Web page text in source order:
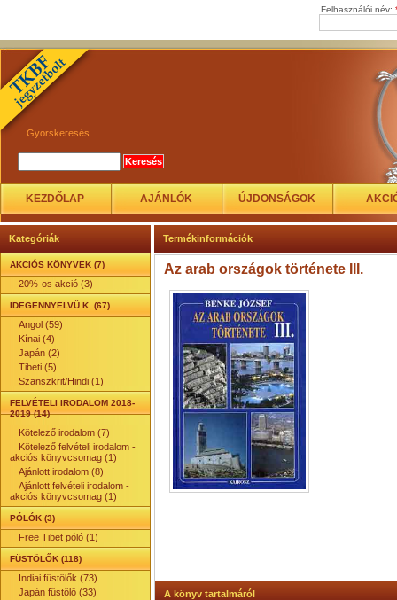
Felhasználói név:
Gyorskeresés
KEZDŐLAP AJÁNLÓK ÚJDONSÁGOK
Kategóriák
AKCIÓS KÖNYVEK (7)
20%-os akció (3)
IDEGENNYELVŰ K. (67)
Angol (59)
Kínai (4)
Japán (2)
Tibeti (5)
Szanszkrit/Hindi (1)
FELVÉTELI IRODALOM 2018-
2019 (14)
Kötelező irodalom (7)
Kötelező felvételi irodalom -
akciós könyvcsomag (1)
Ajánlott irodalom (8)
Ajánlott felvételi irodalom -
akciós könyvcsomag (1)
PÓLÓK (3)
Free Tibet póló (1)
FÜSTÖLŐK (118)
Indiai füstölők (73)
Japán füstölő (33)
Termékinformációk
Az arab országok története III.
A könyv tartalmáról